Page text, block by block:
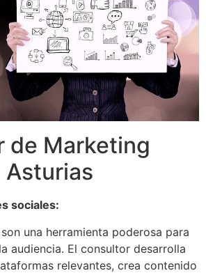
de Marketing
Asturias
sociales:
una herramienta poderosa para
audiencia. El consultor desarrolla
relevantes, crea contenido